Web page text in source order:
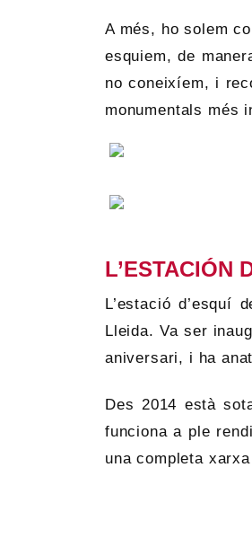
A més, ho solem
esquiem, de
no coneixíem, i
monumentals més
L’ESTACIÓN
L’estació d’esquí
Lleida. Va ser
aniversari, i ha
Des 2014 està
funciona a ple
una completa